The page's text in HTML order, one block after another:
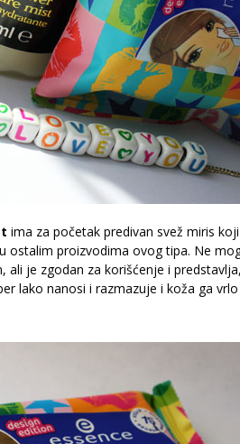
ima za početak predivan svež miris
proizvodima ovog tipa. Ne
je zgodan za korišćenje i
lako nanosi i razmazuje i koža ga